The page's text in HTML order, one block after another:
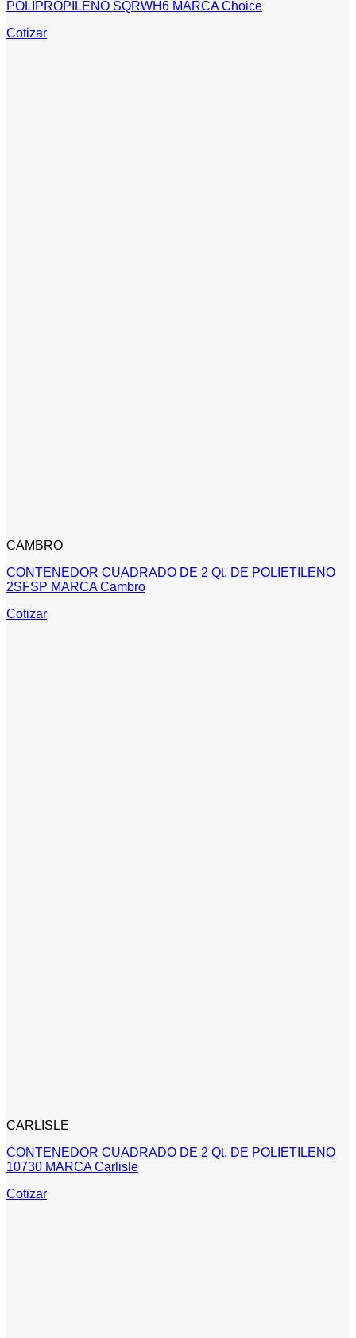
POLIPROPILENO SQRWH6 MARCA Choice
Cotizar
CAMBRO
CONTENEDOR CUADRADO DE 2 Qt. DE POLIETILENO
2SFSP MARCA Cambro
Cotizar
CARLISLE
CONTENEDOR CUADRADO DE 2 Qt. DE POLIETILENO
10730 MARCA Carlisle
Cotizar